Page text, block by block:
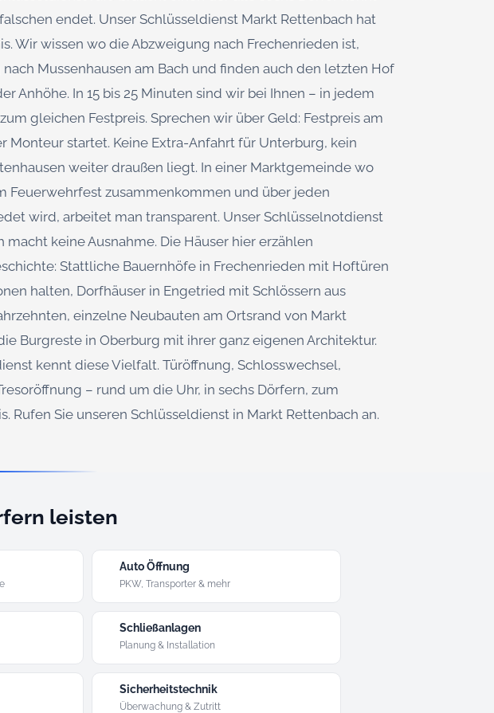
endet. Unser Schlüsseldienst Markt Rettenbach hat
Wir wissen wo die Abzweigung nach Frechenrieden ist,
Mussenhausen am Bach und finden auch den letzten Hof
Anhöhe. In 15 bis 25 Minuten sind wir bei Ihnen – in jedem
gleichen Festpreis. Sprechen wir über Geld: Festpreis am
Monteur startet. Keine Extra-Anfahrt für Unterburg, kein
weiter draußen liegt. In einer Marktgemeinde wo
Feuerwehrfest zusammenkommen und über jeden
wird, arbeitet man transparent. Unser Schlüsselnotdienst
macht keine Ausnahme. Die Häuser hier erzählen
Stattliche Bauernhöfe in Frechenrieden mit Hoftüren
halten, Dorfhäuser in Engetried mit Schlössern aus
einzelne Neubauten am Ortsrand von Markt
Burgreste in Oberburg mit ihrer ganz eigenen Architektur.
kennt diese Vielfalt. Türöffnung, Schlosswechsel,
– rund um die Uhr, in sechs Dörfern, zum
Rufen Sie unseren Schlüsseldienst in Markt Rettenbach an.
leisten
Auto Öffnung
PKW, Transporter & mehr
Schließanlagen
Planung & Installation
Sicherheitstechnik
Überwachung & Zutritt